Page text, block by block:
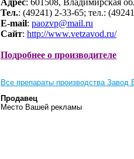
Адрес: 601508, Владимирская
Тел.: (49241) 2-33-65; тел.:
E-mail: paozvp@mail.ru
Сайт: http://www.vetzavod.ru/
Подробнее о производителе
Все препараты производства
Продавец
Место Вашей рекламы